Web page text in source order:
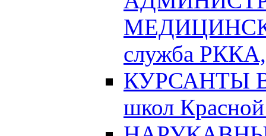
служба РККА,
КУРСАНТЫ
школ